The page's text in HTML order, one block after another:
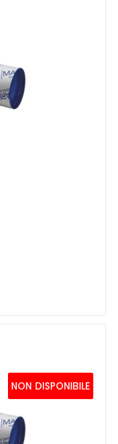
NON DISPONIBILE